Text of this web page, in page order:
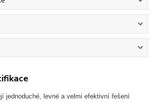
jednoduché, levné a velmi efektivní řešení